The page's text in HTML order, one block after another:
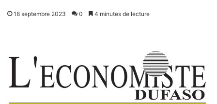
18 septembre 2023 0 4 minutes de lecture